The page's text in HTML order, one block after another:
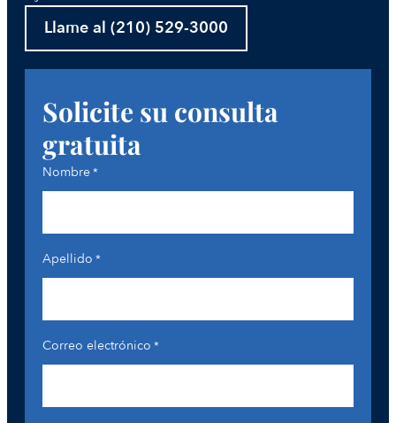
Llame al (210) 529-3000
Solicite su consulta
gratuita
Nombre*
Apellido *
Correo electrónico *